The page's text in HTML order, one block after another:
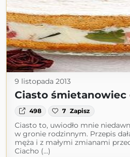
9 listopada 2013
Ciasto
498 7 Zapisz
Ciasto to, uwiodło mnie
w gronie rodzinnym. Przepis
męża i z małymi zmianami
Ciacho (...)